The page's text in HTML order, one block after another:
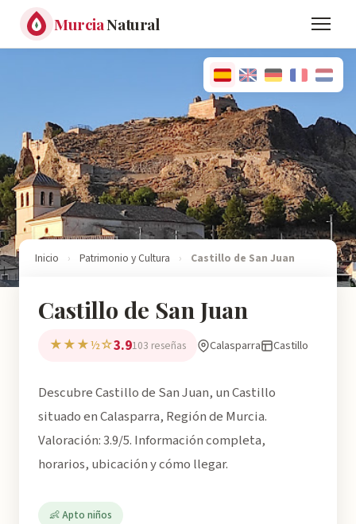
MurciaNatural
Inicio › Patrimonio y Cultura › Castillo de San Juan
Castillo de San Juan
★★★½☆3.9103 reseñas Calasparra Castillo
Descubre Castillo de San Juan, un Castillo
situado en Calasparra, Región de Murcia.
Valoración: 3.9/5. Información completa,
horarios, ubicación y cómo llegar.
👶 Apto niños